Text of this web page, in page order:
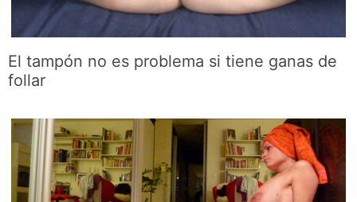
El tampón no es problema si tiene ganas de
follar